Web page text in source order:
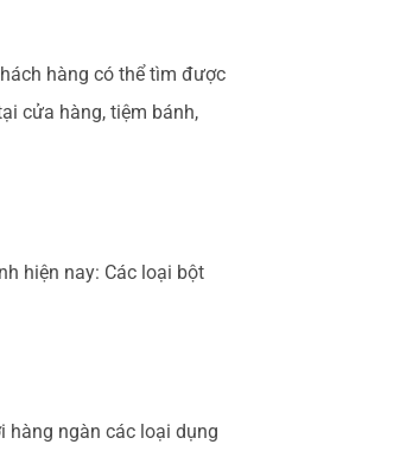
hàng có thể tìm được
cửa hàng, tiệm bánh,
hiện nay: Các loại bột
hàng ngàn các loại dụng